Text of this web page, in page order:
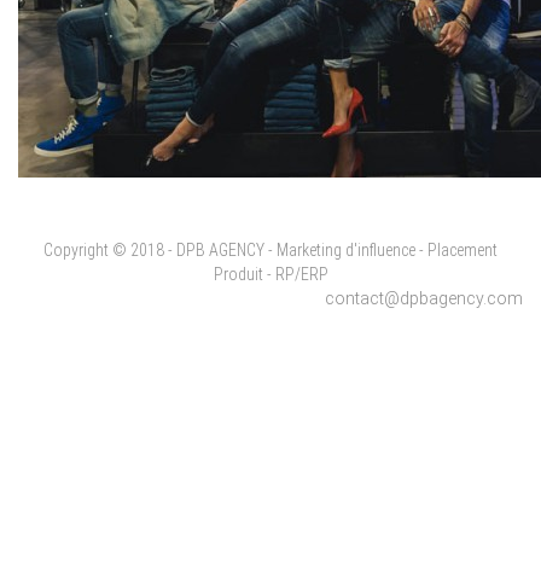
Copyright © 2018 - DPB AGENCY - Marketing d'influence - Placement
Produit - RP/ERP
contact@dpbagency.com